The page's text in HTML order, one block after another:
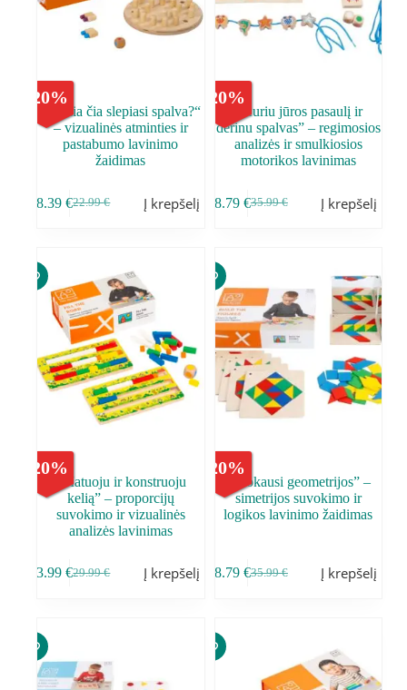
20%
,,Kokia čia slepiasi spalva?“
– vizualinės atminties ir
pastabumo lavinimo
žaidimas
22.99€
18.39€ Į krepšelį
20%
,,Kuriu jūros pasaulį ir
derinu spalvas” – regimosios
analizės ir smulkiosios
motorikos lavinimas
35.99€
28.79 € Į krepšelį
20%
,,Matuoju ir konstruoju
kelią” – proporcijų
suvokimo ir vizualinės
analizės lavinimas
29.99€
23.99€ Į krepšelį
20%
,,Mokausi geometrijos” –
simetrijos suvokimo ir
logikos lavinimo žaidimas
35.99€
28.79 € Į krepšelį